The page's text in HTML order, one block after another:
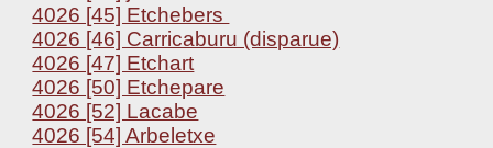
4026 [45] Etchebers
4026 [46] Carricaburu (disparue)
4026 [47] Etchart
4026 [50] Etchepare
4026 [52] Lacabe
4026 [54] Arbeletxe